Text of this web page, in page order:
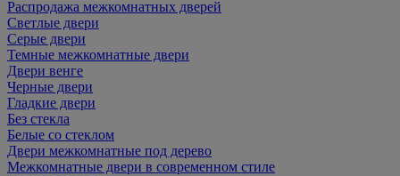
Распродажа межкомнатных дверей
Светлые двери
Серые двери
Темные межкомнатные двери
Двери венге
Черные двери
Гладкие двери
Без стекла
Белые со стеклом
Двери межкомнатные под дерево
Межкомнатные двери в современном стиле